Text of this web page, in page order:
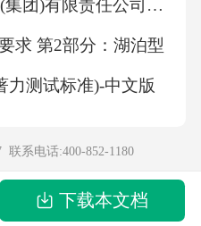
2025陕西延长石油(集团)有限责任公司科技人才招聘116人笔试备考试题及答案解析
求 第2部分：湖泊型
力测试标准)-中文版
联系电话:400-852-1180
下载本文档